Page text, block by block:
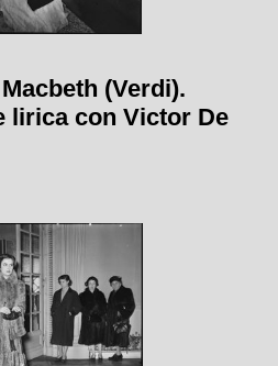
(Verdi).
lirica con Victor De